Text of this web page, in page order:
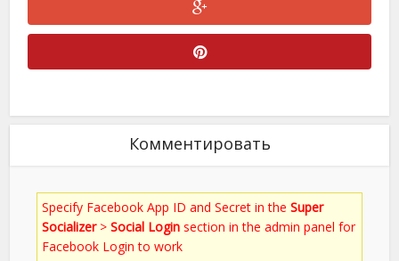
Комментировать
Specify Facebook App ID and Secret in theSuper
Socializer>Social Login section in the admin panel for
Facebook Login to work